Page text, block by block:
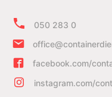
050 283 0
facebook.com/
instagram.com/